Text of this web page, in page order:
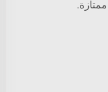
ممتازة.